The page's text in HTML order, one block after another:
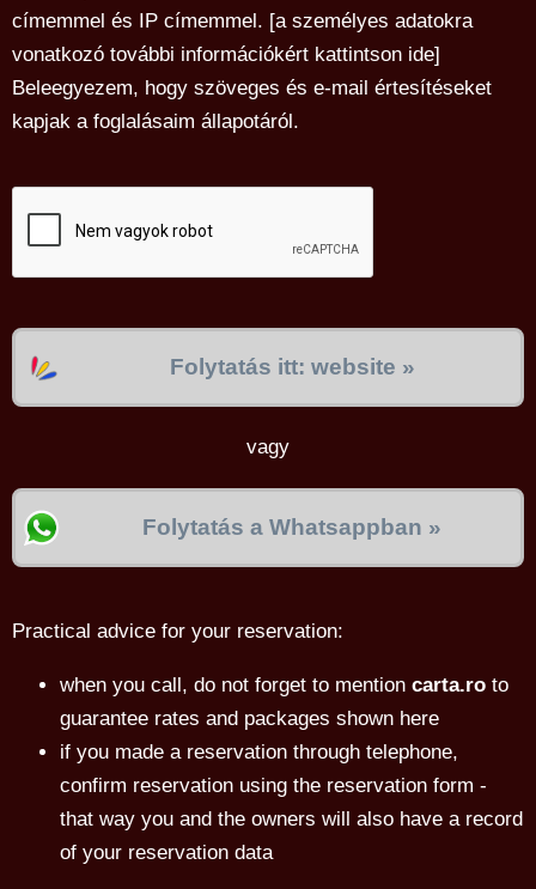
címemmel és IP címemmel. [a személyes adatokra
vonatkozó további információkért kattintson ide]
Beleegyezem, hogy szöveges és e-mail értesítéseket
kapjak a foglalásaim állapotáról.
Folytatás itt: website »
vagy
Folytatás a Whatsappban »
Practical advice for your reservation:
when you call, do not forget to mention carta.ro to
guarantee rates and packages shown here
if you made a reservation through telephone,
confirm reservation using the reservation form -
that way you and the owners will also have a record
of your reservation data